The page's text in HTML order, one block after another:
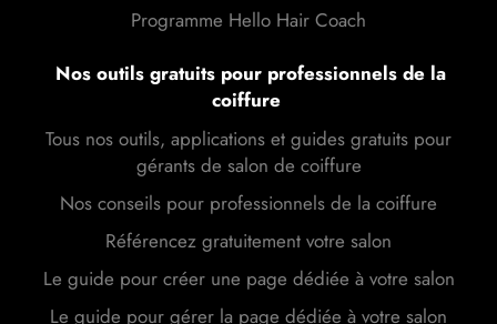
Programme Hello Hair Coach
Nos outils gratuits pour professionnels de la
coiffure
Tous nos outils, applications et guides gratuits pour
gérants de salon de coiffure
Nos conseils pour professionnels de la coiffure
Référencez gratuitement votre salon
Le guide pour créer une page dédiée à votre salon
Le guide pour gérer la page dédiée à votre salon